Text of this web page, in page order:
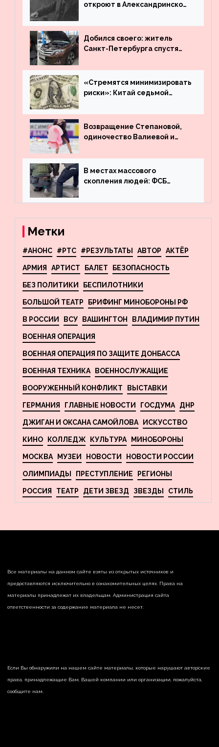
откроют в Александринском
Добился своего: житель
Санкт-Петербурга спустя
угнанную в Казахстан
машину
«Стремятся минимизировать
риски»: Китай седьмой
деньги из американского
госдолга
Возвращение Степановой,
одиночество Валиевой и
что обсуждают в мире
фигурного катания
В местах массового
скопления людей: ФСБ
террористов, планировавших
Метки
#АНОНС #РТС #РЕЗУЛЬТАТЫ АВТОР АКТЁР
АРМИЯ АРТИСТ БАЛЕТ БЕЗОПАСНОСТЬ
БЕЗ ПОЛИТИКИ БЕСПИЛОТНИКИ
БОЛЬШОЙ ТЕАТР БРИФИНГ МИНОБОРОНЫ РФ
В РОССИИ ВСУ ВАШИНГТОН ВЛАДИМИР ПУТИН
ВОЕННАЯ ОПЕРАЦИЯ
ВОЕННАЯ ОПЕРАЦИЯ ПО ЗАЩИТЕ ДОНБАССА
ВОЕННАЯ ТЕХНИКА ВОЕННОСЛУЖАЩИЕ
ВООРУЖЕННЫЙ КОНФЛИКТ ВЫСТАВКИ
ГЕРМАНИЯ ГЛАВНЫЕ НОВОСТИ ГОСДУМА ДНР
ДЖИГАН И ОКСАНА САМОЙЛОВА ИСКУССТВО
КИНО КОЛЛЕДЖ КУЛЬТУРА МИНОБОРОНЫ
МОСКВА МУЗЕИ НОВОСТИ НОВОСТИ РОССИИ
ОЛИМПИАДЫ ПРЕСТУПЛЕНИЕ РЕГИОНЫ
РОССИЯ ТЕАТР ДЕТИ ЗВЕЗД ЗВЕЗДЫ СТИЛЬ
Все материалы на данном сайте взяты из открытых источников и
предоставляются исключительно в ознакомительных целях. Права на
материалы принадлежат их владельцам. Администрация сайта
ответственности за содержание материала не несет.
Если Вы обнаружили на нашем сайте материалы, которые нарушают авторские
права, принадлежащие Вам, Вашей компании или организации, пожалуйста,
сообщите нам.